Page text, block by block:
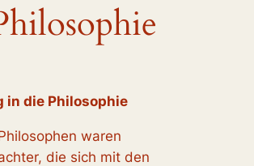
in die Philosophie
waren
die sich mit den